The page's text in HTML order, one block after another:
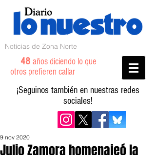
Noticias de Zona Norte
48 años diciendo lo que
otros prefieren callar
¡Seguinos también en nuestras redes
sociales!
Julio Zamora homenajeó la
9 nov 2020